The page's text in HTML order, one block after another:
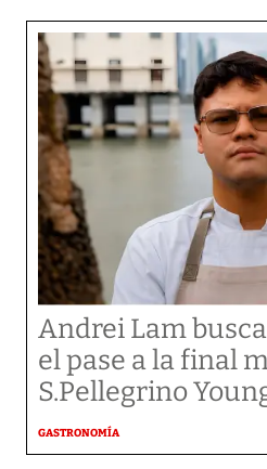
Andrei Lam
el pase a la final
S.Pellegrino
GASTRONOMÍA